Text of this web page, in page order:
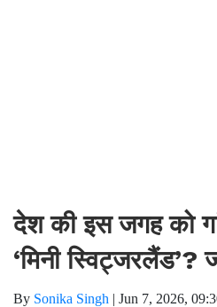
देश की इस जगह को
‘मिनी
By Sonika Singh | Jun 7, 2026,